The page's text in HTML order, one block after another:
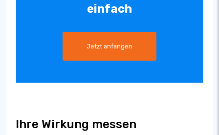
einfach
Jetzt anfangen
Ihre Wirkung messen